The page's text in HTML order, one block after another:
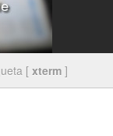
[ xterm ]